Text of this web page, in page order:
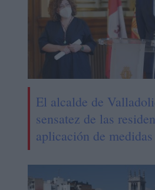
El alcalde de
sensatez de las
aplicación de